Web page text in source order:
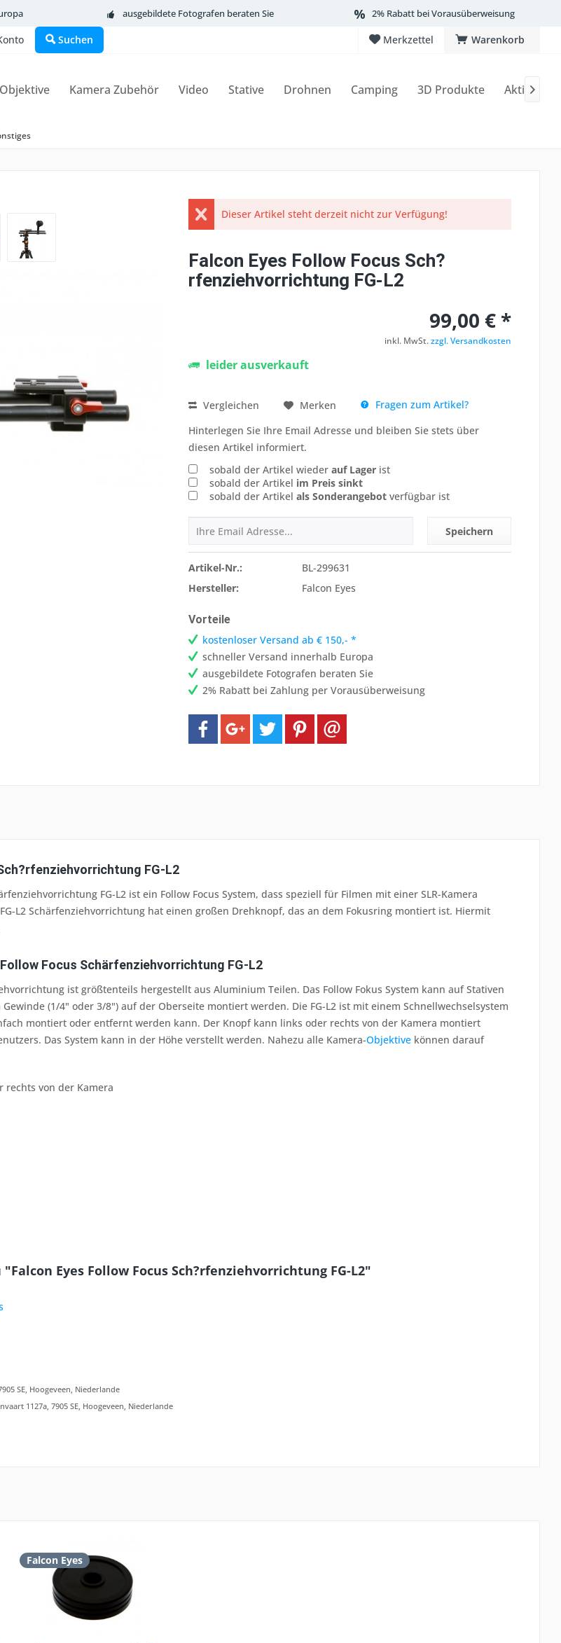
ausgebildete Fotografen beraten Sie 2% Rabatt bei Vorausüberweisung
Warenkorb
Merkzettel
Suchen
Objektive Kamera Zubehör Video Stative Drohnen Camping 3D Produkte Aktionen

Dieser Artikel steht derzeit nicht zur Verfügung!
Falcon Eyes Follow Focus Sch?
rfenziehvorrichtung FG-L2
99,00 € *
inkl. MwSt.zzgl. Versandkosten
leider ausverkauft
Vergleichen Merken
Fragen zum Artikel?
Hinterlegen Sie Ihre Email Adresse und bleiben Sie stets über
diesen Artikel informiert.
sobald der Artikel wieder auf Lagerist
sobald der Artikel im Preis sinkt
sobald der Artikel als Sonderangebotverfügbar ist
Speichern
Artikel-Nr.:
BL-299631
Hersteller:
Falcon Eyes
Vorteile
kostenloser Versand ab € 150,- *
schneller Versand innerhalb Europa
ausgebildete Fotografen beraten Sie
2% Rabatt bei Zahlung per Vorausüberweisung
FG-L2
FG-L2 ist ein Follow Focus System, dass speziell für Filmen mit einer SLR-Kamera
L2 Schärfenziehvorrichtung hat einen großen Drehknopf, das an dem Fokusring montiert ist. Hiermit
Focus Schärfenziehvorrichtung FG-L2
ist größtenteils hergestellt aus Aluminium Teilen. Das Follow Fokus System kann auf Stativen
(1/4" oder 3/8") auf der Oberseite montiert werden. Die FG-L2 ist mit einem Schnellwechselsystem
montiert oder entfernt werden kann. Der Knopf kann links oder rechts von der Kamera montiert
Das System kann in der Höhe verstellt werden. Nahezu alle Kamera-Objektive können darauf
rechts von der Kamera
Eyes Follow Focus Sch?rfenziehvorrichtung FG-L2"
SE, Hoogeveen, Niederlande
1127a, 7905 SE, Hoogeveen, Niederlande
Falcon Eyes